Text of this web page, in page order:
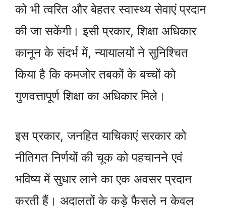
को भी त्वरित और बेहतर स्वास्थ्य सेवाएं प्रदान
की जा सकेंगी। इसी प्रकार, शिक्षा अधिकार
कानून के संदर्भ में, न्यायालयों ने सुनिश्चित
किया है कि कमजोर तबकों के बच्चों को
गुणवत्तापूर्ण शिक्षा का अधिकार मिले।
इस प्रकार, जनहित याचिकाएं सरकार को
नीतिगत निर्णयों की चूक को पहचानने एवं
भविष्य में सुधार लाने का एक अवसर प्रदान
करती हैं। अदालतों के कड़े फैसले न केवल